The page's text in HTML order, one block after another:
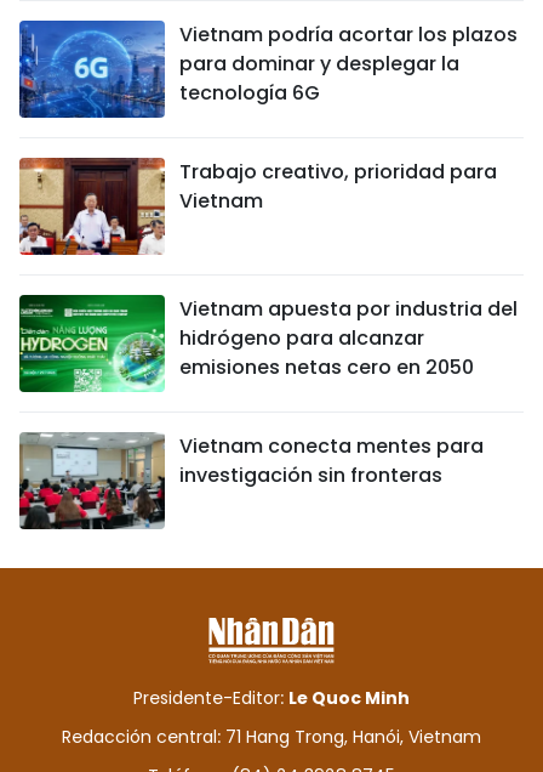
Vietnam podría acortar los plazos
para dominar y desplegar la
tecnología 6G
Trabajo creativo, prioridad para
Vietnam
Vietnam apuesta por industria del
hidrógeno para alcanzar
emisiones netas cero en 2050
Vietnam conecta mentes para
investigación sin fronteras
Presidente-Editor: Le Quoc Minh
Redacción central: 71 Hang Trong, Hanói, Vietnam